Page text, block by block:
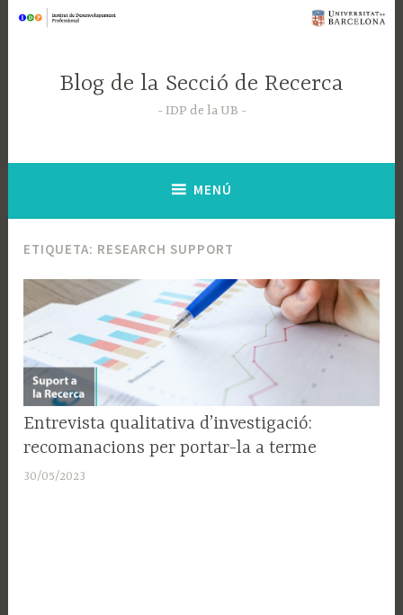
Saltar
Blog de la Secció de Recerca
IDP de la UB
MENÚ
ETIQUETA: RESEARCH SUPPORT
SUPORT
A LA
Entrevista qualitativa d’investigació:
recomanacions per portar-la a terme
30/05/2023